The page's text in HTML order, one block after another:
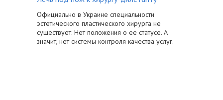
Официально в Украине специальности
эстетического пластического хирурга не
существует. Нет положения о ее статусе. А
значит, нет системы контроля качества услуг.